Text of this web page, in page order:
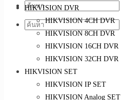
HIKVISION DVR
HIKVISION 4CH DVR
HIKVISION 8CH DVR
HIKVISION 16CH DVR
HIKVISION 32CH DVR
HIKVISION SET
HIKVISION IP SET
HIKVISION Analog SET